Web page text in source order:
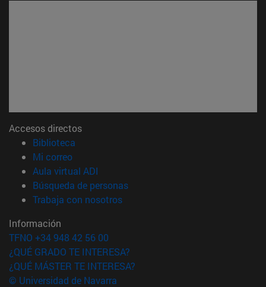
Accesos directos
Biblioteca
Mi correo(abre en nueva ventana)
Aula virtual ADI
Búsqueda de personas(abre en nueva ventana)
Trabaja con nosotros(abre en nueva ventana)
Información
TFNO +34 948 42 56 00
¿QUÉ GRADO TE INTERESA?
¿QUÉ MÁSTER TE INTERESA?
© Universidad de Navarra